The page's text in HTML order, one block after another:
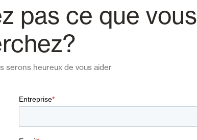
pas ce que vous
serons heureux de vous aider